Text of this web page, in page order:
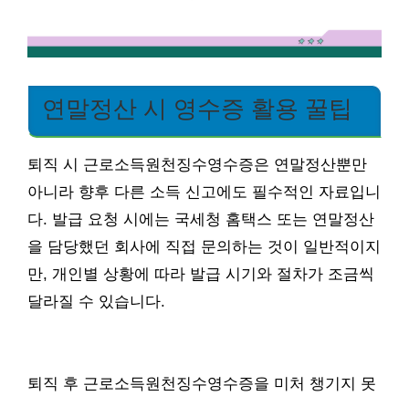
연말정산 시 영수증 활용 꿀팁
퇴직 시 근로소득원천징수영수증은 연말정산뿐만
아니라 향후 다른 소득 신고에도 필수적인 자료입니
다. 발급 요청 시에는 국세청 홈택스 또는 연말정산
을 담당했던 회사에 직접 문의하는 것이 일반적이지
만, 개인별 상황에 따라 발급 시기와 절차가 조금씩
달라질 수 있습니다.
퇴직 후 근로소득원천징수영수증을 미처 챙기지 못